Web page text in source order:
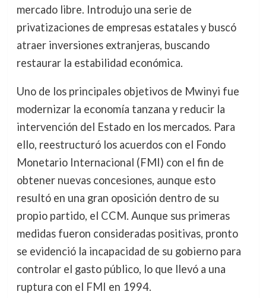
mercado libre. Introdujo una serie de
privatizaciones de empresas estatales y buscó
atraer inversiones extranjeras, buscando
restaurar la estabilidad económica.
Uno de los principales objetivos de Mwinyi fue
modernizar la economía tanzana y reducir la
intervención del Estado en los mercados. Para
ello, reestructuró los acuerdos con el Fondo
Monetario Internacional (FMI) con el fin de
obtener nuevas concesiones, aunque esto
resultó en una gran oposición dentro de su
propio partido, el CCM. Aunque sus primeras
medidas fueron consideradas positivas, pronto
se evidenció la incapacidad de su gobierno para
controlar el gasto público, lo que llevó a una
ruptura con el FMI en 1994.